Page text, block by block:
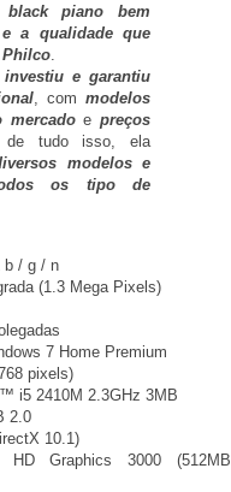
black piano bem
a qualidade que
Philco.
investiu e garantiu
, commodelos
mercadoepreços
tudo isso, ela
modelos e
os tipo de
b / g / n
(1.3 Mega Pixels)
7 Home Premium
pixels)
i5 2410M 2.3GHz 3MB
2.0
10.1)
Graphics 3000